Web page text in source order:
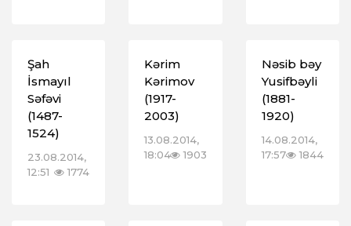
Şah
İsmayıl
Səfəvi
(1487-
1524)
23.08.2014,
12:51
1774
Kərim
Kərimov
(1917-
2003)
13.08.2014,
18:04
1903
Nəsib bəy
Yusifbəyli
(1881-
1920)
14.08.2014,
17:57
1844